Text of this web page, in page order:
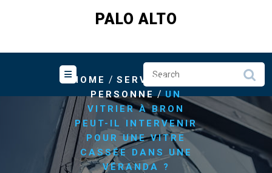
PALO ALTO
HOME / SERVICE A LA
PERSONNE/UN
VITRIER À BRON
PEUT-IL INTERVENIR
POUR UNE VITRE
CASSÉE DANS UNE
VÉRANDA ?